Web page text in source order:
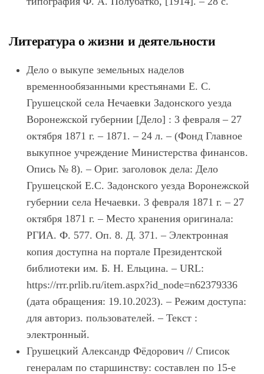
Литература о жизни и деятельности
Дело о выкупе земельных наделов
временнообязанными крестьянами Е. С.
Грушецской села Нечаевки Задонского уезда
Воронежской губернии [Дело] : 3 февраля – 27
октября 1871 г. – 1871. – 24 л. – (Фонд Главное
выкупное учреждение Министерства финансов.
Опись № 8). – Ориг. заголовок дела: Дело
Грушецской Е.С. Задонского уезда Воронежской
губернии села Нечаевки. 3 февраля 1871 г. – 27
октября 1871 г. – Место хранения оригинала:
РГИА. Ф. 577. Оп. 8. Д. 371. – Электронная
копия доступна на портале Президентской
библиотеки им. Б. Н. Ельцина. – URL:
https://rrr.prlib.ru/item.aspx?id_node=n62379336
(дата обращения: 19.10.2023). – Режим доступа:
для авториз. пользователей. – Текст :
электронный.
Грушецкий Александр Фёдорович // Список
генералам по старшинству: составлен по 15-е